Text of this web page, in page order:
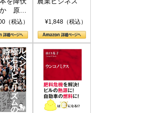
か 原爆
連参
書)
（税込） ¥1,848（税込）